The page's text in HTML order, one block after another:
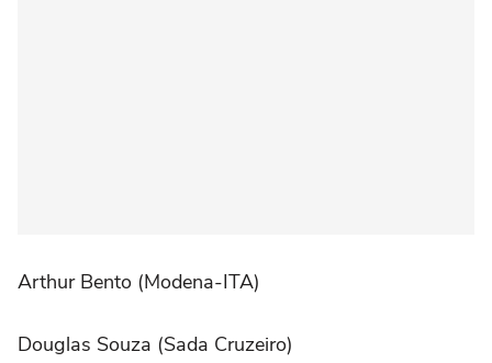
Arthur Bento (Modena-ITA)
Douglas Souza (Sada Cruzeiro)